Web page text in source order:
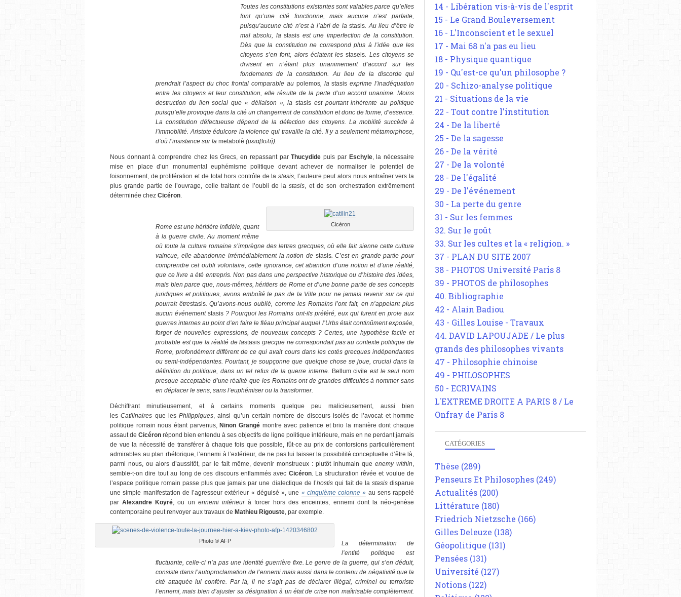
Toutes les constitutions existantes sont valables parce qu’elles
font qu’une cité fonctionne, mais aucune n’est parfaite,
puisqu’aucune cité n’est à l’abri de lastasis . Au lieu d’être le
mal absolu, lastasis est une imperfection de la constitution.
Dès que la constitution ne correspond plus à l’idée que les
citoyens s’en font, alors éclatent lesstaseis . Les citoyens se
divisent en n’étant plus unanimement d’accord sur les
fondements de la constitution. Au lieu de la discorde qui
prendrait l’aspect du choc frontal comparable au polemos, lastasis exprime l’inadéquation
entre les citoyens et leur constitution, elle résulte de la perte d’un accord unanime. Moins
destruction du lien social que « déliaison », lastasis est pourtant inhérente au politique
puisqu’elle provoque dans la cité un changement de constitution et donc de forme, d’essence.
La constitution défectueuse dépend de la défection des citoyens. La mobilité succède à
l’immobilité. Aristote édulcore la violence qui travaille la cité. Il y a seulement métamorphose,
d’où l’insistance sur la metabolè (μεταβολή).
Nous donnant à comprendre chez les Grecs, en repassant parThucydide puis par Eschyle, la nécessaire
mise en place d’un monumental euphémisme politique devant achever de normaliser le potentiel de
foisonnement, de prolifération et de total hors contrôle de lastasis , l’auteure peut alors nous entraîner vers la
plus grande partie de l’ouvrage, celle traitant de l’oubli de lastasis , et de son orchestration extrêmement
déterminée chez Cicéron
Cicéron
Rome est une héritière infidèle, quant
à la guerre civile. Au moment même
où toute la culture romaine s’imprègne des lettres grecques, où elle fait sienne cette culture
vaincue, elle abandonne irrémédiablement la notion de stasis. C’est en grande partie pour
comprendre cet oubli volontaire, cette ignorance, cet abandon d’une notion et d’une réalité,
que ce livre a été entrepris. Non pas dans une perspective historique ou d’histoire des idées,
mais bien parce que, nous-mêmes, héritiers de Rome et d’une bonne partie de ses concepts
juridiques et politiques, avons emboîté le pas de la Ville pour ne jamais revenir sur ce qui
pourrait êtrestasis. Qu’avons-nous oublié, comme les Romains l’ont fait, en n’appelant plus
aucun événementstasis ? Pourquoi les Romains ont-ils préféré, eux qui furent en proie aux
guerres internes au point d’en faire le fléau principal auquel l’Urbs était continûment exposée,
forger de nouvelles expressions, de nouveaux concepts ? Certes, une hypothèse facile et
probable est que la réalité de lastasis grecque ne correspondait pas au contexte politique de
Rome, profondément différent de ce qui avait cours dans les cotés grecques indépendantes
ou semi-indépendantes. Pourtant, je soupçonne que quelque chose se joue, crucial dans la
définition du politique, dans un tel refus de la guerre interne.
Bellum civile est le seul nom
presque acceptable d’une réalité que les Romains ont de grandes difficultés à nommer sans
en déplacer le sens, sans l’euphémiser ou la transformer.
Déchiffrant minutieusement, et à certains moments quelque peu malicieusement, aussi bien
lesCatilinaires que lesPhilippiques , ainsi qu’un certain nombre de discours isolés de l’avocat et homme
politique romain nous étant parvenus,Ninon Grangé montre avec patience et brio la manière dont chaque
assaut de Cicéron répond bien entendu à ses objectifs de ligne politique intérieure, mais en ne perdant jamais
de vue la nécessité de transférer à chaque fois que possible, fût-ce au prix de contorsions particulièrement
admirables au plan rhétorique, l’ennemi à l’extérieur, de ne pas lui laisser la possibilité conceptuelle d’être là,
parmi nous, ou alors d’aussitôt, par le fait même, devenir monstrueux : plutôt inhumain que enemy within
semble-t-on dire tout au long de ces discours enflammés avec Cicéron. La structuration rêvée et voulue de
l’espace politique romain passe plus que jamais par une dialectique de l’hostisqui fait de la stasisdisparue
une simple manifestation de l’agresseur extérieur « déguisé », une « cinquième colonne » au sens rappelé
parAlexandre Koyré , ou un ennemi intérieurà forcer hors des enceintes, ennemi dont la néo-genèse
contemporaine peut renvoyer aux travaux de Mathieu Rigouste , par exemple.
Photo ® AFP
La détermination de
l’entité politique est
fluctuante, celle-ci n’a pas une identité guerrière fixe. Le genre de la guerre, qui s’en déduit,
consiste dans l’autoproclamation de l’ennemi mais aussi dans le contenu de négativité que la
cité attaquée lui confère. Par là, il ne s’agit pas de déclarer illégal, criminel ou terroriste
l’ennemi, mais bien d’ajuster sa désignation à un état de crise non maîtrisable complètement.
14 - Libération vis-à-vis de l'esprit
15 - Le Grand Bouleversement
16 - L'Inconscient et le sexuel
17 - Mai 68 n'a pas eu lieu
18 - Physique quantique
19 - Qu'est-ce qu'un philosophe ?
20 - Schizo-analyse politique
21 - Situations de la vie
22 - Tout contre l'institution
24 - De la liberté
25 - De la sagesse
26 - De la vérité
27 - De la volonté
28 - De l'égalité
29 - De l'événement
30 - La perte du genre
31 - Sur les femmes
32. Sur le goût
33. Sur les cultes et la « religion. »
37 - PLAN DU SITE 2007
38 - PHOTOS Université Paris 8
39 - PHOTOS de philosophes
40. Bibliographie
42 - Alain Badiou
43 - Gilles Louise - Travaux
44. DAVID LAPOUJADE / Le plus
grands des philosophes vivants
47 - Philosophie chinoise
49 - PHILOSOPHES
50 - ECRIVAINS
L'EXTREME DROITE A PARIS 8 / Le
Onfray de Paris 8
CATÉGORIES
Thèse (289)
Penseurs Et Philosophes (249)
Actualités (200)
Littérature (180)
Friedrich Nietzsche (166)
Gilles Deleuze (138)
Géopolitique (131)
Pensées (131)
Université (127)
Notions (122)